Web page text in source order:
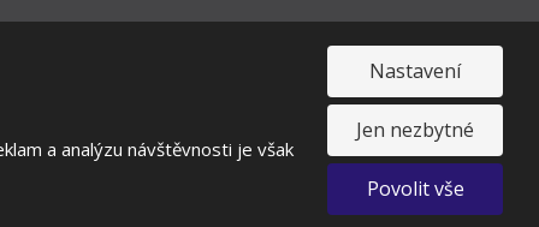
a analýzu návštěvnosti je však
Nastavení
Jen nezbytné
Povolit vše
od smlouvy